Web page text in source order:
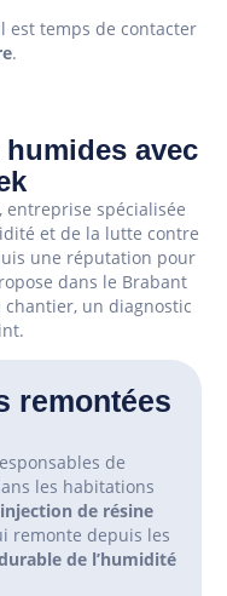
est temps de contacter
.
avec
entreprise spécialisée
et de la lutte contre
une réputation pour
dans le Brabant
un diagnostic
remontées
de
les habitations
injection de résine
remonte depuis les
de l’humidité